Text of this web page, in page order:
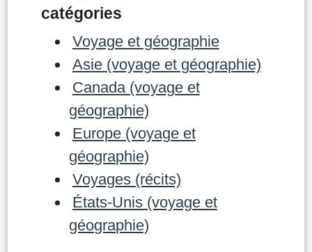
catégories
Voyage et géographie
Asie (voyage et géographie)
Canada (voyage et
géographie)
Europe (voyage et
géographie)
Voyages (récits)
États-Unis (voyage et
géographie)